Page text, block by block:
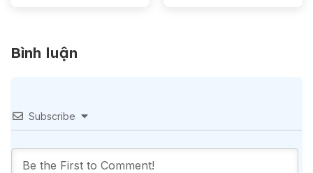
Bình luận
Subscribe